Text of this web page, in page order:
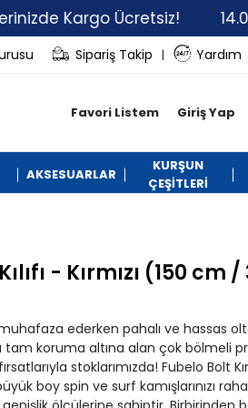
Kargo Ücretsiz! 14.000 TL
Sipariş Takip | Yardım
Favori Listem Giriş Yap
AKSESUARLAR
KURŞUN
ÇEŞİTLERİ
- Kırmızı (150 cm /
ederken pahalı ve hassas
tam koruma altına alan çok bölmeli
stoklarımızda! Fubelo Bolt
boy spin ve surf kamışlarınızı